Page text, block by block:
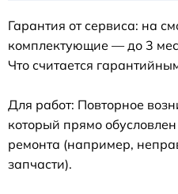
Гарантия от сервиса: на
комплектующие — до 3
Что считается
Для работ: Повторное
который прямо
ремонта (например,
запчасти).